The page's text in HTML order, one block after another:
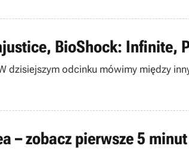
BioShock: Infinite,
dzisiejszym odcinku mówimy między
– zobacz pierwsze 5